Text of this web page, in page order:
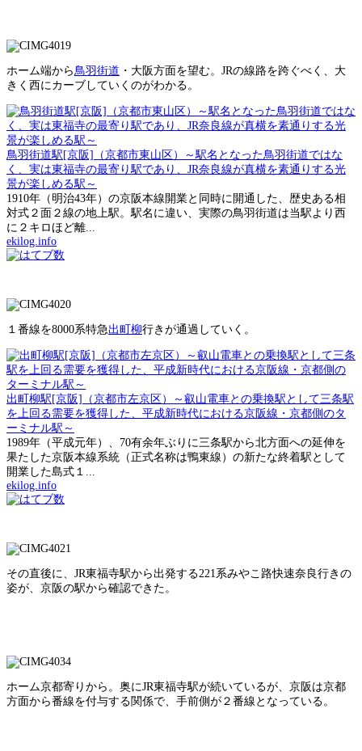
ホーム端から鳥羽街道 ・大阪方面を望む。JRの線路を跨ぐべく、大
きく西にカーブしていくのがわかる。
鳥羽街道駅[京阪]（京都市東山区）～駅名となった鳥羽街道ではな
く、実は東福寺の最寄り駅であり、JR奈良線が真横を素通りする光
景が楽しめる駅～
1910年（明治43年）の京阪本線開業と同時に開通した、歴史ある相
対式２面２線の地上駅。駅名に違い、実際の鳥羽街道は当駅より西
に２キロほど離...
ekilog.info
１番線を8000系特急出町柳行きが通過していく。
出町柳駅[京阪]（京都市左京区）～叡山電車との乗換駅として三条駅
を上回る需要を獲得した、平成新時代における京阪線・京都側のタ
ーミナル駅～
1989年（平成元年）、70有余年ぶりに三条駅から北方面への延伸を
果たした京阪本線系統（正式名称は鴨東線）の新たな終着駅として
開業した島式１...
ekilog.info
その直後に、JR東福寺駅から出発する221系みやこ路快速奈良行きの
姿が、京阪の駅から確認できた。
ホーム京都寄りから。奥にJR東福寺駅が続いているが、京阪は京都
方面から番線を付与する関係で、手前側が２番線となっている。